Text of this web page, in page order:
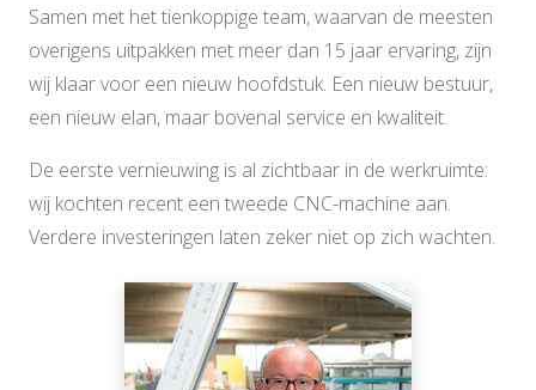
Samen met het tienkoppige team, waarvan de meesten
overigens uitpakken met meer dan 15 jaar ervaring, zijn
wij klaar voor een nieuw hoofdstuk. Een nieuw bestuur,
een nieuw elan, maar bovenal service en kwaliteit.
De eerste vernieuwing is al zichtbaar in de werkruimte:
wij kochten recent een tweede CNC-machine aan.
Verdere investeringen laten zeker niet op zich wachten.